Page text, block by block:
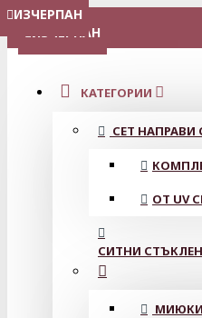
МЕНЮ
КАТЕГОРИИ
СЕТ НАПРАВИ
ОТ UV
СИТНИ
МИЮКИ
ИЗЧЕРПАН
ИЗЧЕРПАН
ИЗЧЕРПАН
ИЗЧЕРПАН
ИЗЧЕРПАН
ИЗЧЕРПАН
ИЗЧЕРПАН
ИЗЧЕРПАН